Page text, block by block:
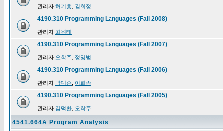
관리자 허기홍 김희정
4190.310 Programming Languages (Fall 2008)
관리자 최원태
4190.310 Programming Languages (Fall 2007)
관리자 오학주 정영범
4190.310 Programming Languages (Fall 2006)
관리자 박대준 이희종
4190.310 Programming Languages (Fall 2005)
관리자 김덕환 오학주
4541.664A Program Analysis